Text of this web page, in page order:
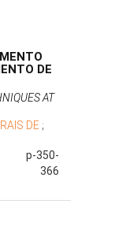
DE
AT
DE ;
p-350-
366